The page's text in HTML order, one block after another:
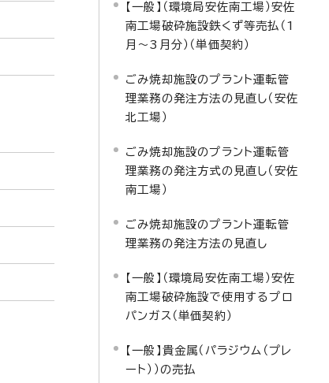
【一般】（環境局安佐南工場）安佐
南工場破砕施設鉄くず等売払（1
月～3月分）（単価契約）
ごみ焼却施設のプラント運転管
理業務の発注方法の見直し（安佐
北工場）
ごみ焼却施設のプラント運転管
理業務の発注方式の見直し（安佐
南工場）
ごみ焼却施設のプラント運転管
理業務の発注方法の見直し
【一般】（環境局安佐南工場）安佐
南工場破砕施設で使用するプロ
パンガス（単価契約）
【一般】貴金属（パラジウム（プレ
ート））の売払